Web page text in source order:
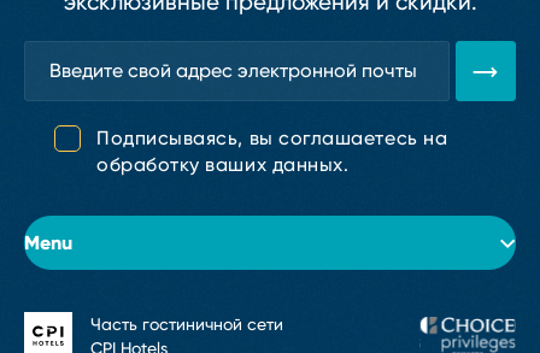
Menu
Об отеле
Подписываясь, вы соглашаетесь на
обработку ваших данных.
Часть гостиничной сети
CPI Hotels